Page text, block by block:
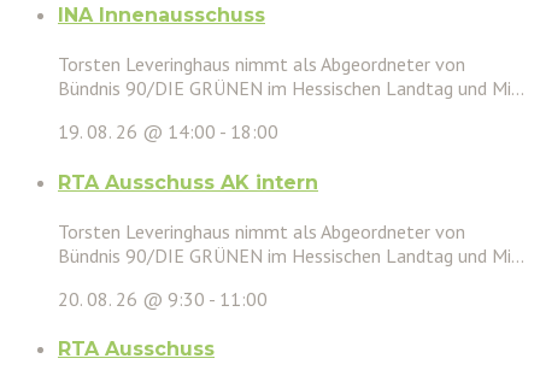
INA Innenausschuss
Torsten Leveringhaus nimmt als Abgeordneter von
Bündnis 90/DIE GRÜNEN im Hessischen Landtag und Mi...
19. 08. 26 @ 14:00 - 18:00
RTA Ausschuss AK intern
Torsten Leveringhaus nimmt als Abgeordneter von
Bündnis 90/DIE GRÜNEN im Hessischen Landtag und Mi...
20. 08. 26 @ 9:30 - 11:00
RTA Ausschuss